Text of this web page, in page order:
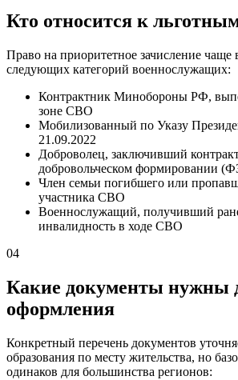
Кто относится к
Право на приоритетное зачисление чаще
следующих категорий военнослужащих:
Контрактник Минобороны РФ,
зоне СВО
Мобилизованный по Указу
21.09.2022
Доброволец, заключивший
добровольческом формировании
Член семьи погибшего или
участника СВО
Военнослужащий, получивший
инвалидность в ходе СВО
04
Какие документы нужны
оформления
Конкретный перечень документов
образования по месту жительства, но
одинаков для большинства регионов: